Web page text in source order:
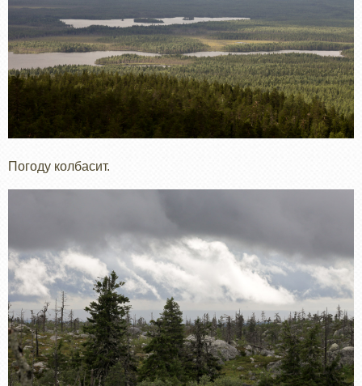
Погоду колбасит.